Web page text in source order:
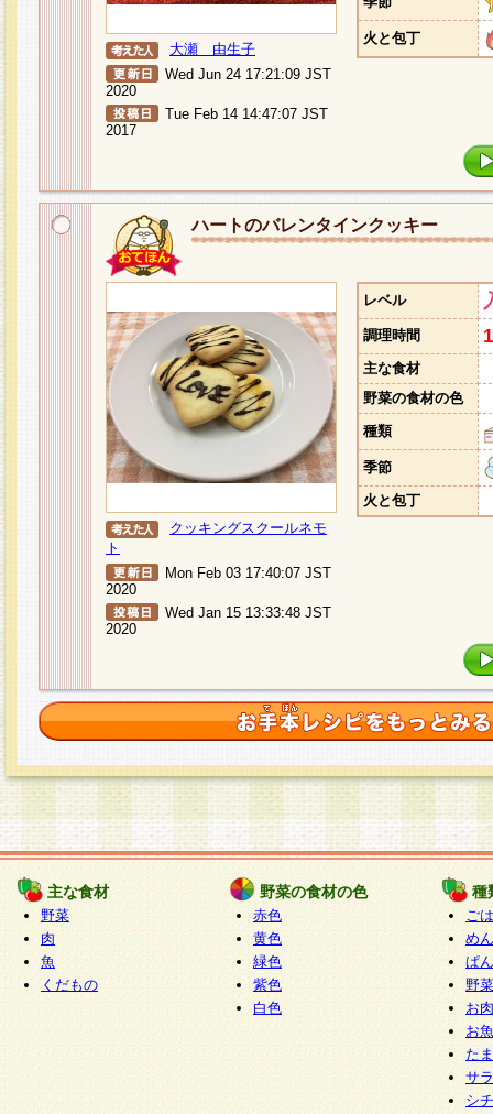
大瀬 由生子
Wed Jun 24 17:21:09 JST
2020
Tue Feb 14 14:47:07 JST
2017
火と包丁
ハートのバレンタインクッキー
クッキングスクールネモ
ト
Mon Feb 03 17:40:07 JST
2020
Wed Jan 15 13:33:48 JST
2020
レベル
調理時間
主な食材
野菜の食材の色
種類
季節
火と包丁
主な食材
野菜
肉
魚
くだもの
野菜の食材の色
赤色
黄色
緑色
紫色
白色
種
ご
めん
ぱん
野
お
お
た
サ
シ